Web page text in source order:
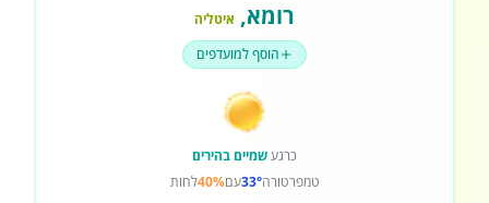
רומא, איטליה
הוסף למועדפים
כרגעשמיים בהירים
טמפרטורה33°עם40%לחות